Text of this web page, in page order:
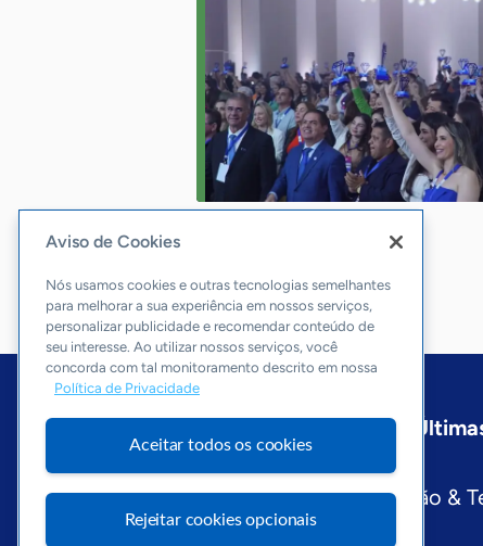
Sobre a ASN
Editorias
Economia & PolíticaInovação &
Aviso de Cookies
Nós usamos cookies e outras tecnologias semelhantes
para melhorar a sua experiência em nossos serviços,
personalizar publicidade e recomendar conteúdo de
seu interesse. Ao utilizar nossos serviços, você
concorda com tal monitoramento descrito em nossa
Política de Privacidade
Aceitar todos os cookies
Rejeitar cookies opcionais